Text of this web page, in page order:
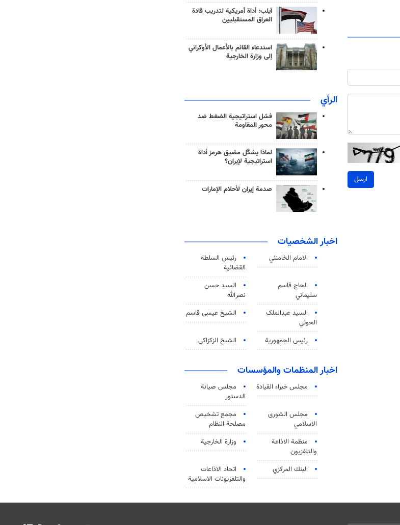
ارسل
آيلب: أداة أمريكية لتدريب قادة
العراق المستقبليين
استدعاء القائم بالأعمال الأوكراني
إلى وزارة الخارجية
الرأي
فشل استراتيجية الضغط ضد
محور المقاومة
لماذا يشكّل مضيق هرمز أداة
استراتيجية لإيران؟
صدمة إيران لأحلام الإمارات
اخبار الشخصيات
الامام الخامنئي
رئیس السلطة
القضائیة
الحاج قاسم
سليماني
السيد حسن
نصرالله
السید عبدالملک
الحوثي
الشيخ عيسى قاسم
رئيس الجمهورية الشيخ الزكزاكي
اخبار المنظمات والمؤسسات
مجلس خبراء القيادة
مجلس صيانة
الدستور
مجلس الشورى
الاسلامي
مجمع تشخيص
مصلحة النظام
منظمة الاذاعة
والتلفزیون
وزارة الخارجية
البنك المركزي
اتحاد الاذاعات
والتلفزيونات الاسلامية